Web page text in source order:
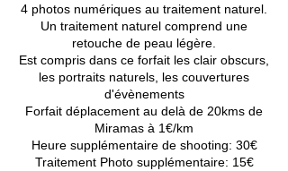
4 photos numériques au traitement naturel.
Un traitement naturel comprend une
retouche de peau légère.
Est compris dans ce forfait les clair obscurs,
les portraits naturels, les couvertures
d'évènements
Forfait déplacement au delà de 20kms de
Miramas à 1€/km
Heure supplémentaire de shooting: 30€
Traitement Photo supplémentaire: 15€